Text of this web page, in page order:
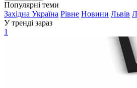
Популярні теми
Західна Україна Рівне Новини Львів
У тренді зараз
1